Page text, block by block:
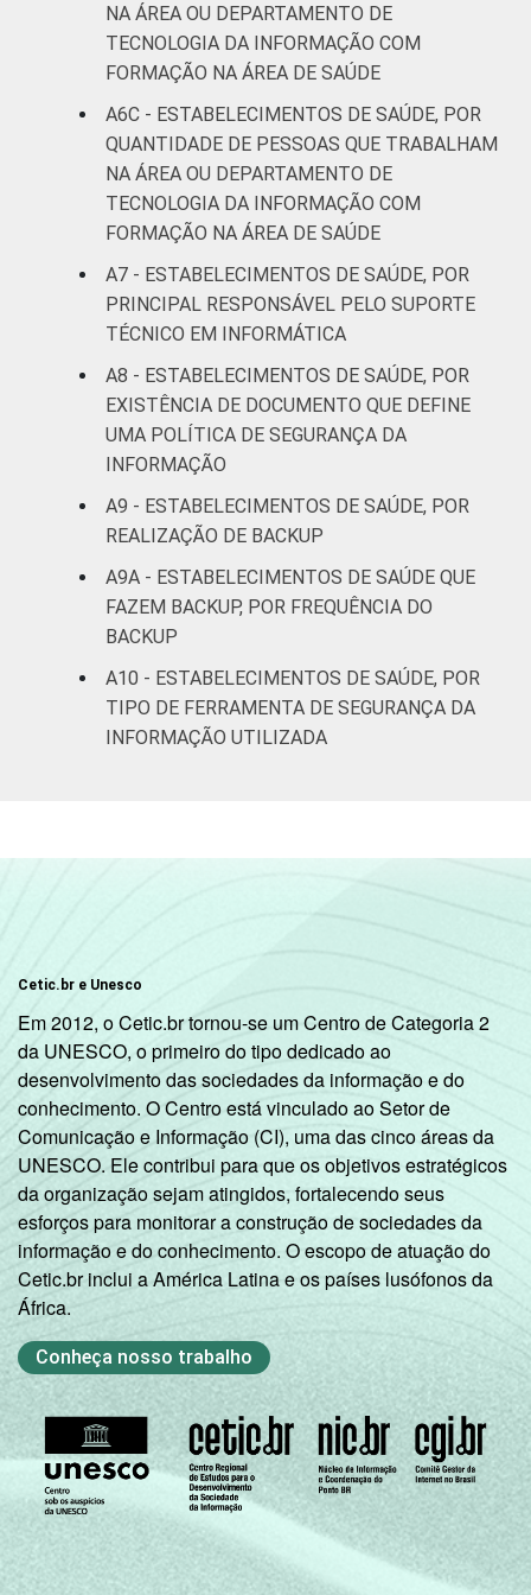
NA ÁREA OU DEPARTAMENTO DE
TECNOLOGIA DA INFORMAÇÃO COM
FORMAÇÃO NA ÁREA DE SAÚDE
A6C - ESTABELECIMENTOS DE SAÚDE, POR
QUANTIDADE DE PESSOAS QUE TRABALHAM
NA ÁREA OU DEPARTAMENTO DE
TECNOLOGIA DA INFORMAÇÃO COM
FORMAÇÃO NA ÁREA DE SAÚDE
A7 - ESTABELECIMENTOS DE SAÚDE, POR
PRINCIPAL RESPONSÁVEL PELO SUPORTE
TÉCNICO EM INFORMÁTICA
A8 - ESTABELECIMENTOS DE SAÚDE, POR
EXISTÊNCIA DE DOCUMENTO QUE DEFINE
UMA POLÍTICA DE SEGURANÇA DA
INFORMAÇÃO
A9 - ESTABELECIMENTOS DE SAÚDE, POR
REALIZAÇÃO DE BACKUP
A9A - ESTABELECIMENTOS DE SAÚDE QUE
FAZEM BACKUP, POR FREQUÊNCIA DO
BACKUP
A10 - ESTABELECIMENTOS DE SAÚDE, POR
TIPO DE FERRAMENTA DE SEGURANÇA DA
INFORMAÇÃO UTILIZADA
Cetic.br e Unesco
Em 2012, o Cetic.br tornou-se um Centro de Categoria 2
da UNESCO, o primeiro do tipo dedicado ao
desenvolvimento das sociedades da informação e do
conhecimento. O Centro está vinculado ao Setor de
Comunicação e Informação (CI), uma das cinco áreas da
UNESCO. Ele contribui para que os objetivos estratégicos
da organização sejam atingidos, fortalecendo seus
esforços para monitorar a construção de sociedades da
informação e do conhecimento. O escopo de atuação do
Cetic.br inclui a América Latina e os países lusófonos da
África.
Conheça nosso trabalho